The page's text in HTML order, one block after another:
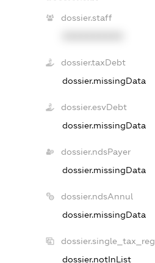
dossier.staff
dossier.taxDebt
dossier.missingData
dossier.esvDebt
dossier.missingData
dossier.ndsPayer
dossier.missingData
dossier.ndsAnnul
dossier.missingData
dossier.single_tax_reg
dossier.notInList